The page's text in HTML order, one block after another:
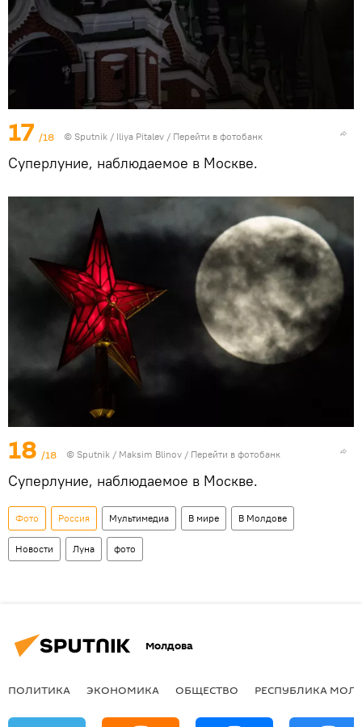
17 /18 © Sputnik / Iliya Pitalev / Перейти в фотобанк
Суперлуние, наблюдаемое в Москве.
18 /18 © Sputnik / Maksim Blinov / Перейти в фотобанк
Суперлуние, наблюдаемое в Москве.
Фото Россия Мультимедиа В мире В Молдове
Новости Луна фото
Молдова
ПОЛИТИКА ЭКОНОМИКА ОБЩЕСТВО РЕСПУБЛИКА